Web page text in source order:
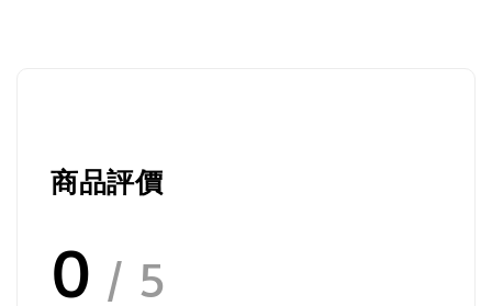
商品評價
0 / 5